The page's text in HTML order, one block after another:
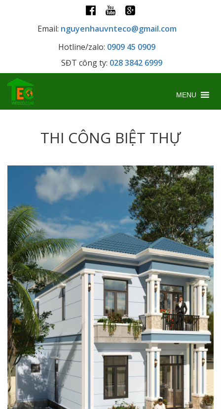
Email: nguyenhauvnteco@gmail.com
Hotline/zalo: 0909 45 0909
SĐT công ty: 028 3842 6999
MENU
THI CÔNG BIỆT THỰ